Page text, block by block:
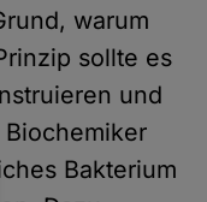
warum
sollte es
und
Bakterium